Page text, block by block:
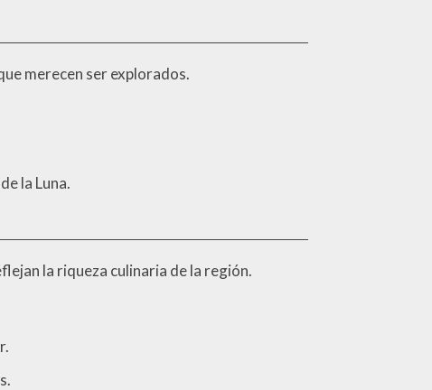
merecen ser explorados.
la Luna.
la riqueza culinaria de la región.